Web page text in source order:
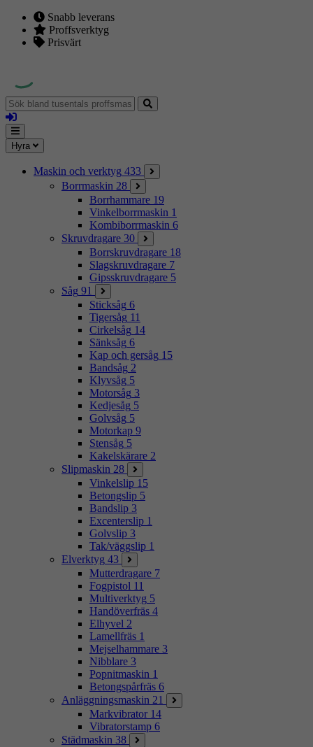
Snabb leverans
Proffsverktyg
Prisvärt
Sök
bland
tusentals
proffsmaskiner
Logga
in
Mina
sidor
Meny
Hyra
Maskin och verktyg 433
Borrmaskin 28
Borrhammare 19
Vinkelborrmaskin 1
Kombiborrmaskin 6
Skruvdragare 30
Borrskruvdragare 18
Slagskruvdragare 7
Gipsskruvdragare 5
Såg 91
Sticksåg 6
Tigersåg 11
Cirkelsåg 14
Sänksåg 6
Kap och gersåg 15
Bandsåg 2
Klyvsåg 5
Motorsåg 3
Kedjesåg 5
Golvsåg 5
Motorkap 9
Stensåg 5
Kakelskärare 2
Slipmaskin 28
Vinkelslip 15
Betongslip 5
Bandslip 3
Excenterslip 1
Golvslip 3
Tak/väggslip 1
Elverktyg 43
Mutterdragare 7
Fogpistol 11
Multiverktyg 5
Handöverfräs 4
Elhyvel 2
Lamellfräs 1
Mejselhammare 3
Nibblare 3
Popnitmaskin 1
Betongspårfräs 6
Anläggningsmaskin 21
Markvibrator 14
Vibratorstamp 6
Städmaskin 38